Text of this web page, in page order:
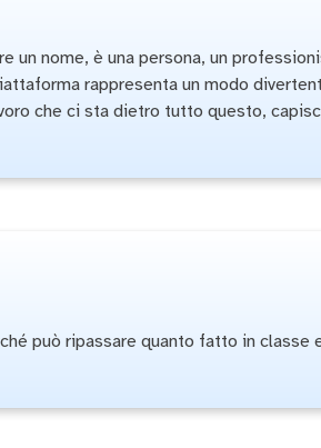
un nome, è una persona, un
rappresenta un modo
che ci sta dietro tutto questo,
può ripassare quanto fatto in classe